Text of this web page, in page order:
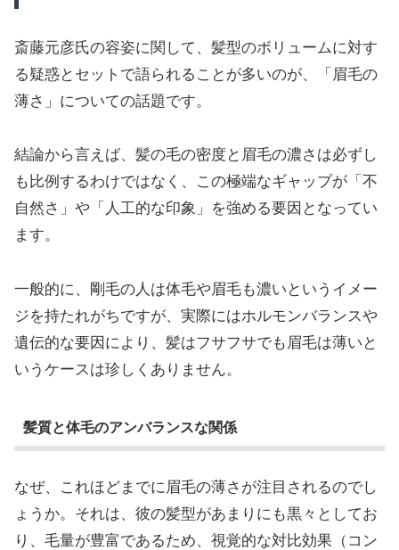
斎藤元彦氏の容姿に関して、髪型のボリュームに対す
る疑惑とセットで語られることが多いのが、「眉毛の
薄さ」についての話題です。
結論から言えば、髪の毛の密度と眉毛の濃さは必ずし
も比例するわけではなく、この極端なギャップが「不
自然さ」や「人工的な印象」を強める要因となってい
ます。
一般的に、剛毛の人は体毛や眉毛も濃いというイメー
ジを持たれがちですが、実際にはホルモンバランスや
遺伝的な要因により、髪はフサフサでも眉毛は薄いと
いうケースは珍しくありません。
髪質と体毛のアンバランスな関係
なぜ、これほどまでに眉毛の薄さが注目されるのでし
ょうか。それは、彼の髪型があまりにも黒々としてお
り、毛量が豊富であるため、視覚的な対比効果（コン